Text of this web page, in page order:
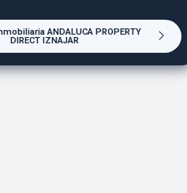
ANDALUCA PROPERTY
DIRECT IZNAJAR